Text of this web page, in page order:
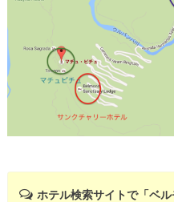
ホテル検索サイトで「ベ